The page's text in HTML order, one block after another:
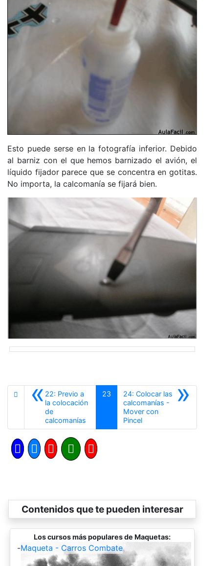
Esto puede serse en la fotografía inferior. Debido
al barniz con el que hemos barnizado el avión, el
líquido fijador parece que se concentra en gotitas.
No importa, la calcomanía se fijará bien.
«22: Previo a
la colocación
de
calcomanías
23 »
24: Colocar las
calcomanías -
Mover con
PincelSiguiente
Contenidos que te pueden interesar
Los cursos más populares de Maquetas:
-Maqueta - Carros Combate